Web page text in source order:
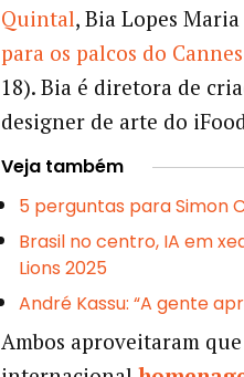
Quintal, Bia Lopes
para os palcos do
18). Bia é diretora de
designer de arte do
Veja também
5 perguntas para Simon
Brasil no centro, IA em
Lions 2025
André Kassu: “A gente
Ambos aproveitaram